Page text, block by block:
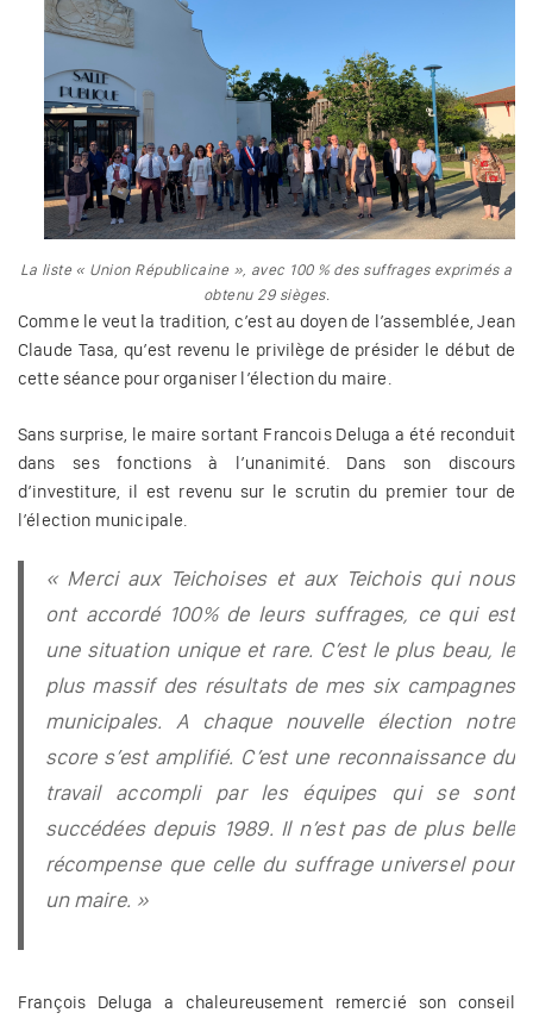
La liste « Union Républicaine », avec 100 % des suffrages exprimés a
obtenu 29 sièges.
Comme le veut la tradition, c’est au doyen de l’assemblée, Jean
Claude Tasa, qu’est revenu le privilège de présider le début de
cette séance pour organiser l’élection du maire.
Sans surprise, le maire sortant Francois Deluga a été reconduit
dans ses fonctions à l’unanimité. Dans son discours
d’investiture, il est revenu sur le scrutin du premier tour de
l’élection municipale.
« Merci aux Teichoises et aux Teichois qui nous
ont accordé 100% de leurs suffrages, ce qui est
une situation unique et rare. C’est le plus beau, le
plus massif des résultats de mes six campagnes
municipales. A chaque nouvelle élection notre
score s’est amplifié. C’est une reconnaissance du
travail accompli par les équipes qui se sont
succédées depuis 1989. Il n’est pas de plus belle
récompense que celle du suffrage universel pour
un maire. »
François Deluga a chaleureusement remercié son conseil